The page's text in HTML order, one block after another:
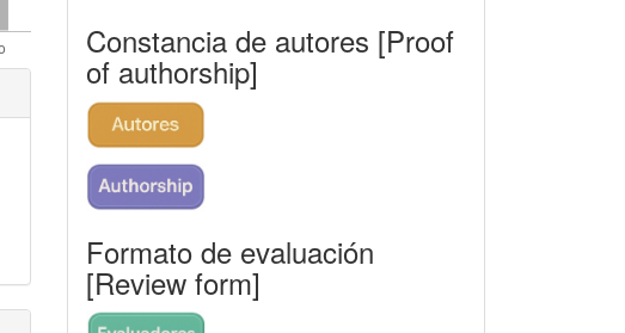
Constancia de autores [Proof
of authorship]
Formato de evaluación
[Review form]